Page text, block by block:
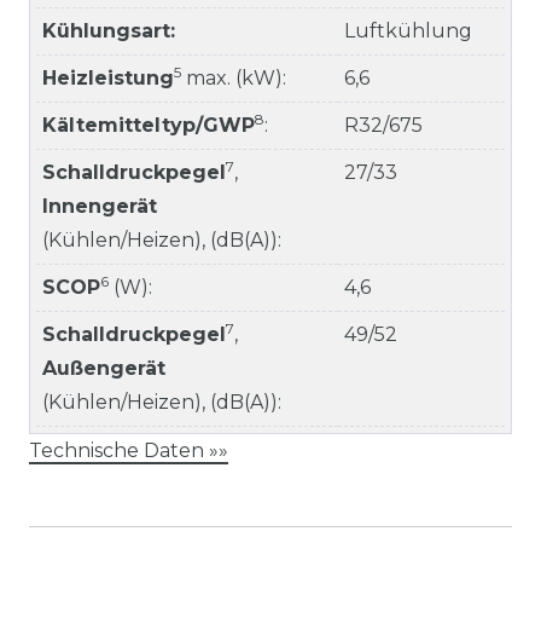
Kühlungsart: Luftkühlung
Heizleistung5 max. (kW): 6,6
Kältemitteltyp/GWP8: R32/675
Schalldruckpegel 7,
Innengerät
(Kühlen/Heizen), (dB(A)):
27/33
SCOP6 (W): 4,6
Schalldruckpegel 7,
Außengerät
(Kühlen/Heizen), (dB(A)):
49/52
Technische Daten »»